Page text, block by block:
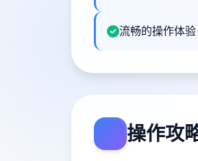
流畅的操作体验
操作攻